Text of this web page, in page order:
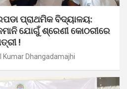
ପ୍ରାଥମିକ ବିଦ୍ୟାଳୟ:
ଯୋଗୁଁ ଶ୍ରେଣୀ କୋଠରୀରେ
!
Kumar Dhangadamajhi